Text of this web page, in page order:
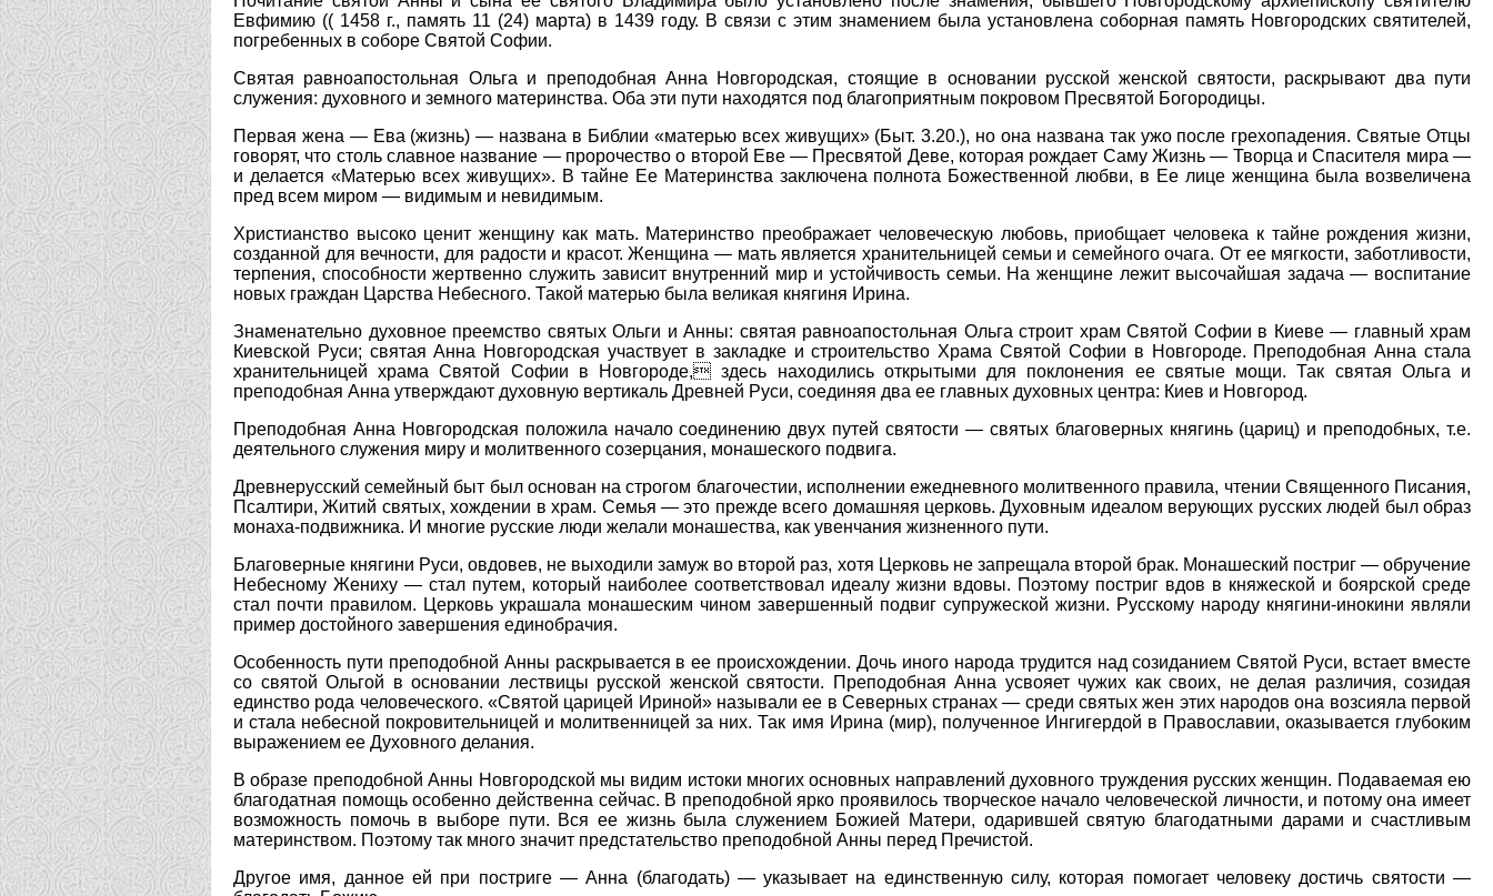
Евфимию (( 1458 г., память 11 (24) марта) в 1439 году. В связи с этим знамением была установлена соборная память Новгородских святителей,
погребенных в соборе Святой Софии.
Святая равноапостольная Ольга и преподобная Анна Новгородская, стоящие в основании русской женской святости, раскрывают два пути
служения: духовного и земного материнства. Оба эти пути находятся под благоприятным покровом Пресвятой Богородицы.
Первая жена — Ева (жизнь) — названа в Библии «матерью всех живущих» (Быт. 3.20.), но она названа так ужо после грехопадения. Святые Отцы
говорят, что столь славное название — пророчество о второй Еве — Пресвятой Деве, которая рождает Саму Жизнь — Творца и Спасителя мира —
и делается «Матерью всех живущих». В тайне Ее Материнства заключена полнота Божественной любви, в Ее лице женщина была возвеличена
пред всем миром — видимым и невидимым.
Христианство высоко ценит женщину как мать. Материнство преображает человеческую любовь, приобщает человека к тайне рождения жизни,
созданной для вечности, для радости и красот. Женщина — мать является хранительницей семьи и семейного очага. От ее мягкости, заботливости,
терпения, способности жертвенно служить зависит внутренний мир и устойчивость семьи. На женщине лежит высочайшая задача — воспитание
новых граждан Царства Небесного. Такой матерью была великая княгиня Ирина.
Знаменательно духовное преемство святых Ольги и Анны: святая равноапостольная Ольга строит храм Святой Софии в Киеве — главный храм
Киевской Руси; святая Анна Новгородская участвует в закладке и строительство Храма Святой Софии в Новгороде. Преподобная Анна стала
хранительницей храма Святой Софии в Новгороде, здесь находились открытыми для поклонения ее святые мощи. Так святая Ольга и
преподобная Анна утверждают духовную вертикаль Древней Руси, соединяя два ее главных духовных центра: Киев и Новгород.
Преподобная Анна Новгородская положила начало соединению двух путей святости — святых благоверных княгинь (цариц) и преподобных, т.е.
деятельного служения миру и молитвенного созерцания, монашеского подвига.
Древнерусский семейный быт был основан на строгом благочестии, исполнении ежедневного молитвенного правила, чтении Священного Писания,
Псалтири, Житий святых, хождении в храм. Семья — это прежде всего домашняя церковь. Духовным идеалом верующих русских людей был образ
монаха-подвижника. И многие русские люди желали монашества, как увенчания жизненного пути.
Благоверные княгини Руси, овдовев, не выходили замуж во второй раз, хотя Церковь не запрещала второй брак. Монашеский постриг — обручение
Небесному Жениху — стал путем, который наиболее соответствовал идеалу жизни вдовы. Поэтому постриг вдов в княжеской и боярской среде
стал почти правилом. Церковь украшала монашеским чином завершенный подвиг супружеской жизни. Русскому народу княгини-инокини являли
пример достойного завершения единобрачия.
Особенность пути преподобной Анны раскрывается в ее происхождении. Дочь иного народа трудится над созиданием Святой Руси, встает вместе
со святой Ольгой в основании лествицы русской женской святости. Преподобная Анна усвояет чужих как своих, не делая различия, созидая
единство рода человеческого. «Святой царицей Ириной» называли ее в Северных странах — среди святых жен этих народов она возсияла первой
и стала небесной покровительницей и молитвенницей за них. Так имя Ирина (мир), полученное Ингигердой в Православии, оказывается глубоким
выражением ее Духовного делания.
В образе преподобной Анны Новгородской мы видим истоки многих основных направлений духовного труждения русских женщин. Подаваемая ею
благодатная помощь особенно действенна сейчас. В преподобной ярко проявилось творческое начало человеческой личности, и потому она имеет
возможность помочь в выборе пути. Вся ее жизнь была служением Божией Матери, одарившей святую благодатными дарами и счастливым
материнством. Поэтому так много значит предстательство преподобной Анны перед Пречистой.
Другое имя, данное ей при постриге — Анна (благодать) — указывает на единственную силу, которая помогает человеку достичь святости —